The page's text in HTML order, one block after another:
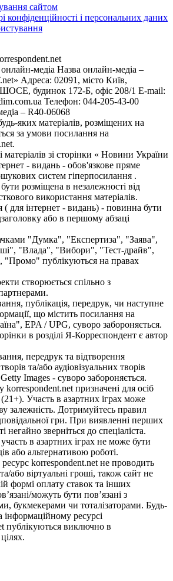
сайтом
конфіденційності і персональних даних
медіа Назва онлайн-медіа –
Адреса: 02091, місто Київ,
будинок 172-Б, офіс 208/1 E-mail:
Телефон: 044-205-43-00
– R40-06068
яких матеріалів, розміщених на
за умови посилання на
зі сторінки « Новини України
- видань - обов'язкове пряме
систем гіперпосилання .
розміщена в незалежності від
використання матеріалів.
( для інтернет - видань) - повинна бути
або в першому абзаці
"Думка", "Експертиза", "Заява",
"Влада", "Вибори", "Тест-драйв",
"Промо" публікуються на правах
створюється спільно з
публікація, передрук, чи наступне
що містить посилання на
EPA / UPG, суворо забороняється.
в розділі Я-Корреспондент є автор
передрук та відтворення
та/або аудіовізуальних творів
Images - суворо забороняється.
korrespondent.net призначені для осіб
Участь в азартних іграх може
залежність. Дотримуйтесь правил
гри. При виявленні перших
негайно зверніться до спеціаліста.
в азартних іграх не може бути
або альтернативою роботі.
korrespondent.net не проводить
або віртуальні гроші, також сайт не
формі оплату ставок та інших
можуть бути пов’язані з
букмекерами чи тоталізаторами. Будь-
інформаційному ресурсі
публікуються виключно в